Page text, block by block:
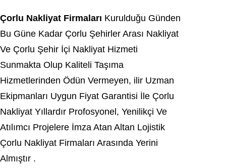
Çorlu Nakliyat Firmaları Kurulduğu Günden
Bu Güne Kadar Çorlu Şehirler Arası Nakliyat
Ve Çorlu Şehir İçi Nakliyat Hizmeti
Sunmakta Olup Kaliteli Taşıma
Hizmetlerinden Ödün Vermeyen, ilir Uzman
Ekipmanları Uygun Fiyat Garantisi İle Çorlu
Nakliyat Yıllardır Profosyonel, Yenilikçi Ve
Atılımcı Projelere İmza Atan Altan Lojistik
Çorlu Nakliyat Firmaları Arasında Yerini
Almıştır .